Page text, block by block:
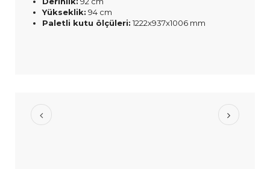
Yükseklik: 94 cm
Paletli kutu ölçüleri: 1222x937x1006 mm